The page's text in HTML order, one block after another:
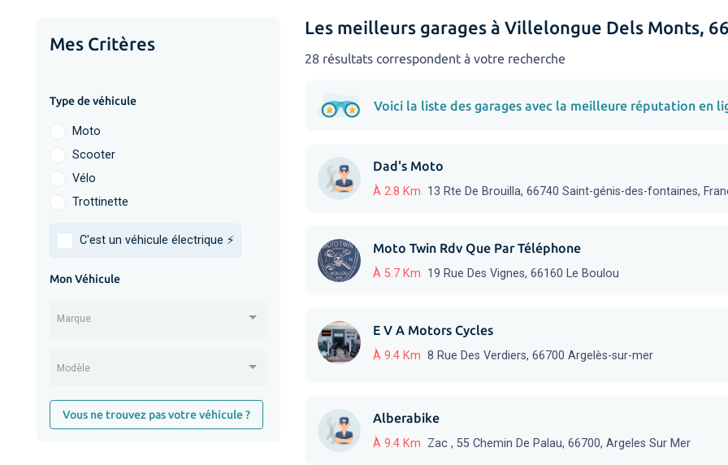
Mes Critères
Type de véhicule
Moto
Scooter
Vélo
Trottinette
C'est un véhicule électrique ⚡️
Mon Véhicule
Marque
Modèle
Vous ne trouvez pas votre véhicule ?
Les meilleurs garages à Villelongue Dels Monts,
28 résultats correspondent à votre recherche
Voici la liste des garages avec la meilleure réputation en
Dad's Moto
À 2.8 Km 13 Rte De Brouilla, 66740 Saint-génis-des-fontaines,
Moto Twin Rdv Que Par Téléphone
À 5.7 Km 19 Rue Des Vignes, 66160 Le Boulou
E V A Motors Cycles
À 9.4 Km 8 Rue Des Verdiers, 66700 Argelès-sur-mer
Alberabike
À 9.4 Km Zac , 55 Chemin De Palau, 66700, Argeles Sur Mer